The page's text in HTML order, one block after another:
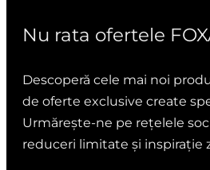
Nu rata ofertele
Descoperă cele mai noi
de oferte exclusive create
Urmărește-ne pe rețelele
reduceri limitate și inspirație